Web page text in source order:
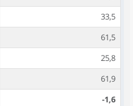
33,5
61,5
25,8
61,9
-1,6